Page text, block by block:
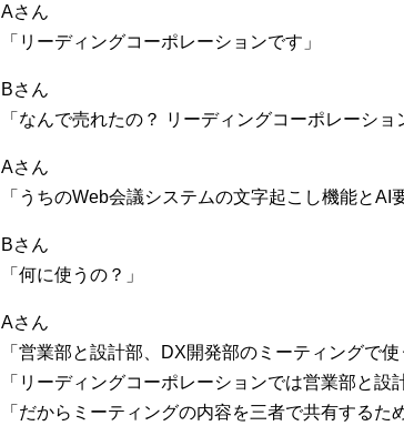
Aさん
「リーディングコーポレーションです」
Bさん
「なんで売れたの？ リーディングコーポレーショ
Aさん
「うちのWeb会議システムの文字起こし機能とAI
Bさん
「何に使うの？」
Aさん
「営業部と設計部、DX開発部のミーティングで使
「リーディングコーポレーションでは営業部と設
「だからミーティングの内容を三者で共有するた